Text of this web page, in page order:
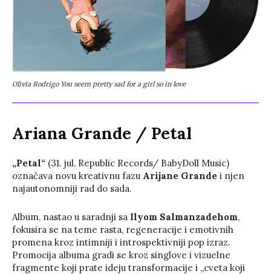
Olivia Rodrigo You seem pretty sad for a girl so in love
Ariana Grande / Petal
„Petal“ (31. jul, Republic Records/ BabyDoll Music)
označava novu kreativnu fazu Arijane Grande i njen
najautonomniji rad do sada.
Album, nastao u saradnji sa Ilyom Salmanzadehom,
fokusira se na teme rasta, regeneracije i emotivnih
promena kroz intimniji i introspektivniji pop izraz.
Promocija albuma gradi se kroz singlove i vizuelne
fragmente koji prate ideju transformacije i „cveta koji